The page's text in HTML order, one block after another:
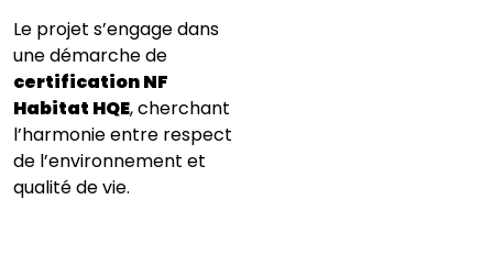
Le projet s’engage dans
une démarche de
certification NF
Habitat HQE, cherchant
l’harmonie entre respect
de l’environnement et
qualité de vie.